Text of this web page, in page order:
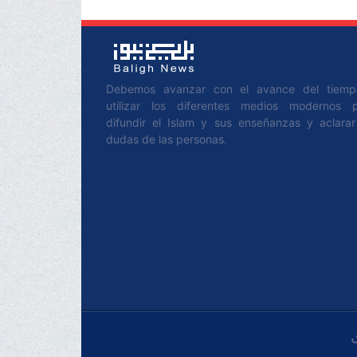
Debemos avanzar con el avance del
utilizar los diferentes medios modernos
difundir el Islam y sus enseñanzas y
dudas de las personas.